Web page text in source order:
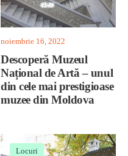
noiembrie 16, 2022
Descoperă Muzeul
Național de Artă – unul
din cele mai prestigioase
muzee din Moldova
Locuri